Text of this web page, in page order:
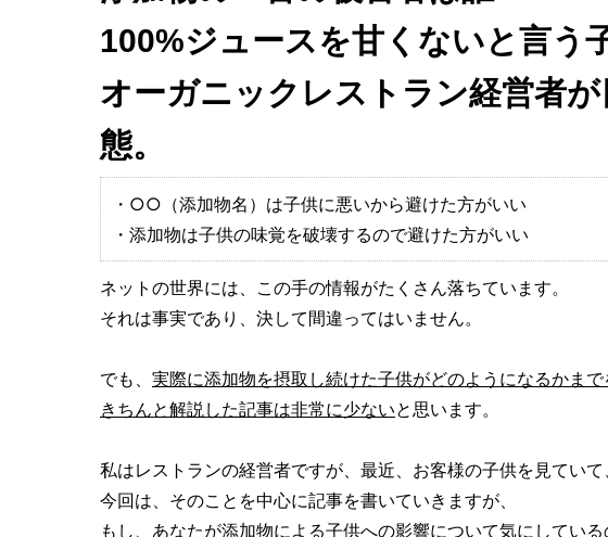
100%ジュースを甘くないと言う
オーガニックレストラン経営者
態。
・○○（添加物名）は子供に悪いから避けた方がいい
・添加物は子供の味覚を破壊するので避けた方がいい
ネットの世界には、この手の情報がたくさん落ちています。
それは事実であり、決して間違ってはいません。
でも、 実際に添加物を摂取し続けた子供がどのようになるかまで
きちんと解説した記事は非常に少ないと思います。
私はレストランの経営者ですが、最近、お客様の子供を見ていて
今回は、そのことを中心に記事を書いていきますが、
もし、あなたが添加物による子供への影響について気にしている